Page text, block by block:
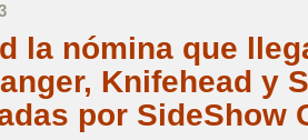
la nómina que
Knifehead y
por